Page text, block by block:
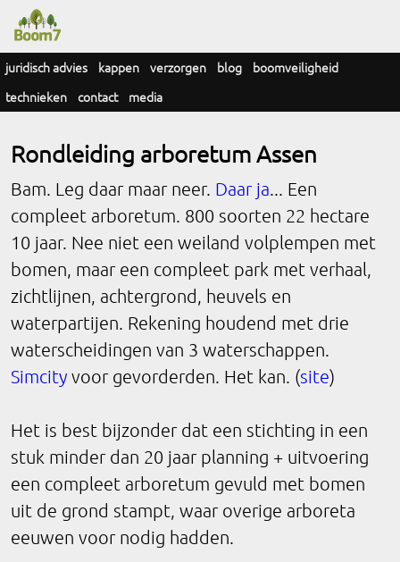
juridisch advies kappen verzorgen blog
boomveiligheid
technieken contact media
Rondleiding arboretum Assen
Bam. Leg daar maar neer. Daar ja... Een
compleet arboretum. 800 soorten 22 hectare
10 jaar. Nee niet een weiland volplempen met
bomen, maar een compleet park met verhaal,
zichtlijnen, achtergrond, heuvels en
waterpartijen. Rekening houdend met drie
waterscheidingen van 3 waterschappen.
Simcity voor gevorderden. Het kan. (site)
Het is best bijzonder dat een stichting in een
stuk minder dan 20 jaar planning + uitvoering
een compleet arboretum gevuld met bomen
uit de grond stampt, waar overige arboreta
eeuwen voor nodig hadden.